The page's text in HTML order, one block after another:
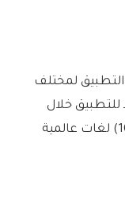
لمختلف
للتطبيق خلال
العشر الأوائل من رمضان، تحتوي على (10) لغات عالمية